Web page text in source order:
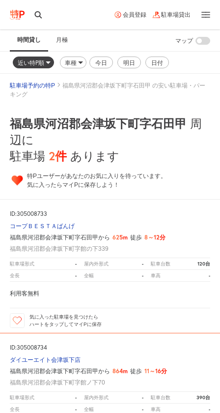
会員登録 駐車場貸出
時間貸し 月極
近い特P順 車種 今日 明日 日付
マップ
駐車場予約の特P
福島県河沼郡会津坂下町字石田甲 の安い駐車場・パー
キング
福島県河沼郡会津坂下町字石田甲 周
辺に
駐車場 2件 あります
特Pユーザーがあなたのお気に入りを待っています。
気に入ったらマイPに保存しよう！
ID:305008733
コープＢＥＳＴＡばんげ
福島県河沼郡会津坂下町字石田甲から 625m 徒歩 8～12分
福島県河沼郡会津坂下町字館の下339
駐車場形式 - 屋内外形式 - 駐車台数 120台
全長 - 全幅 - 車高 -
利用客無料
気に入った駐車場を見つけたら
ハートをタップしてマイPに保存
ID:305008734
ダイユーエイト会津坂下店
福島県河沼郡会津坂下町字石田甲から 864m 徒歩 11～16分
福島県河沼郡会津坂下町字館ノ下70
駐車場形式 - 屋内外形式 - 駐車台数 390台
全長 - 全幅 - 車高 -